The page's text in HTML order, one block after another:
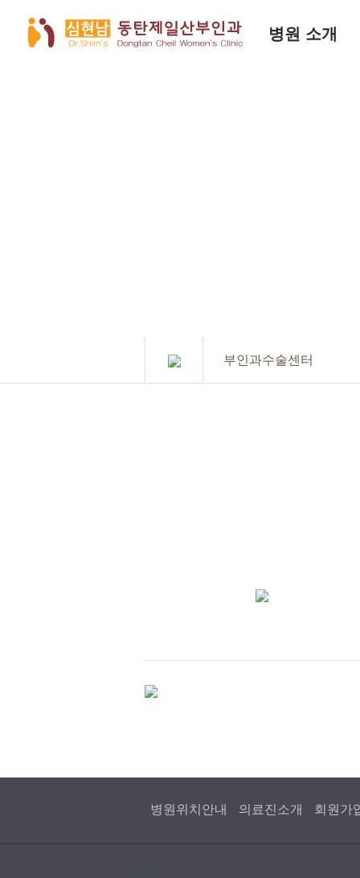
병원 소개
부인과수술센터
병원위치안내 의료진소개 회원가